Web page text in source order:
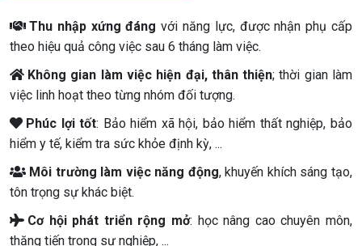
Thu nhập xứng đáng với năng lực, được nhận phụ cấp
theo hiệu quả công việc sau 6 tháng làm việc.
Không gian làm việc hiện đại, thân thiện; thời gian làm
việc linh hoạt theo từng nhóm đối tượng.
Phúc lợi tốt: Bảo hiểm xã hội, bảo hiểm thất nghiệp, bảo
hiểm y tế, kiểm tra sức khỏe định kỳ, ...
Môi trường làm việc năng động, khuyến khích sáng tạo,
tôn trọng sự khác biệt.
Cơ hội phát triển rộng mở: học nâng cao chuyên môn,
thăng tiến trong sự nghiệp, ...